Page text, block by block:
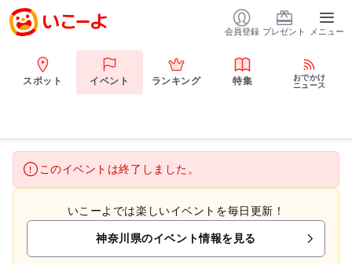
会員登録 プレゼント メニュー
スポット イベント ランキング 特集
おでかけ
ニュース
このイベントは終了しました。
いこーよでは楽しいイベントを毎日更新！
神奈川県のイベント情報を見る